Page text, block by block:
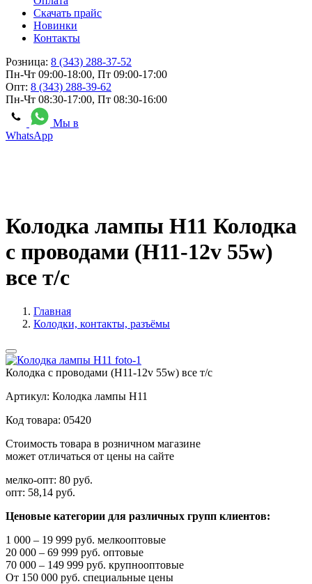
Скачать прайс
Новинки
Контакты
Розница: 8 (343) 288-37-52
Пн-Чт 09:00-18:00, Пт 09:00-17:00
Опт: 8 (343) 288-39-62
Пн-Чт 08:30-17:00, Пт 08:30-16:00
Мы в
WhatsApp
Колодка лампы Н11 Колодка
с проводами (Н11-12v 55w)
все т/с
Главная
Колодки, контакты, разъёмы
Колодка с проводами (Н11-12v 55w) все т/с
Артикул: Колодка лампы Н11
Код товара: 05420
Стоимость товара в розничном магазине
может отличаться от цены на сайте
мелко-опт: 80 руб.
опт: 58,14 руб.
Ценовые категории для различных групп клиентов:
1 000 – 19 999 руб. мелкооптовые
20 000 – 69 999 руб. оптовые
70 000 – 149 999 руб. крупнооптовые
От 150 000 руб. специальные цены